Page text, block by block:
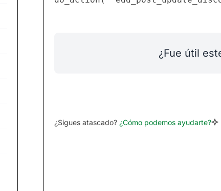
¿Fue útil
¿Sigues atascado? ¿Cómo podemos ayudarte?